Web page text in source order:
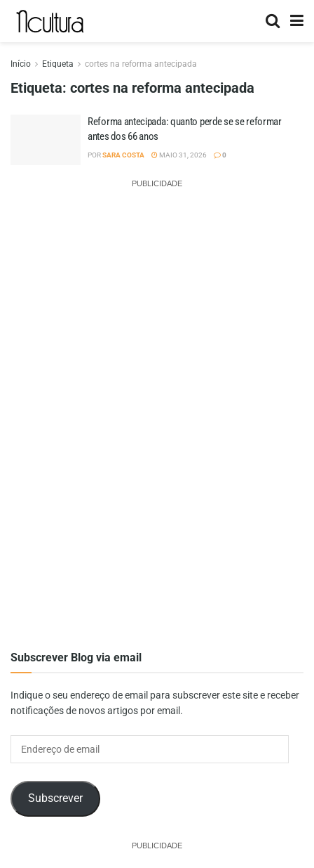
Início Etiqueta cortes na reforma antecipada
Etiqueta: cortes na reforma antecipada
Reforma antecipada: quanto perde se se reformar
antes dos 66 anos
PORSARA COSTA MAIO 31, 2026 0
PUBLICIDADE
Subscrever Blog via email
Indique o seu endereço de email para subscrever este site e receber
notificações de novos artigos por email.
Subscrever
PUBLICIDADE